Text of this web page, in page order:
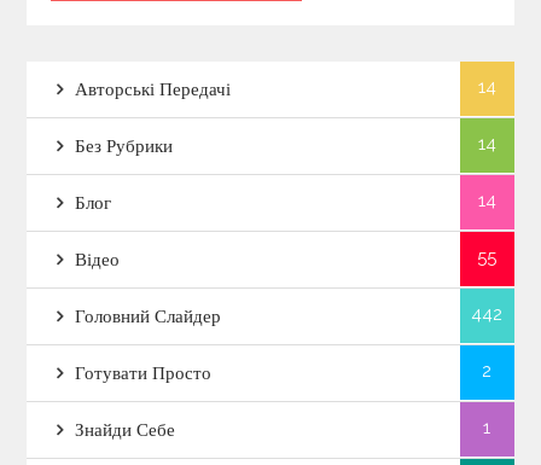
Авторські Передачі 14
Без Рубрики 14
Блог 14
Відео 55
Головний Слайдер 442
Готувати Просто 2
Знайди Себе 1